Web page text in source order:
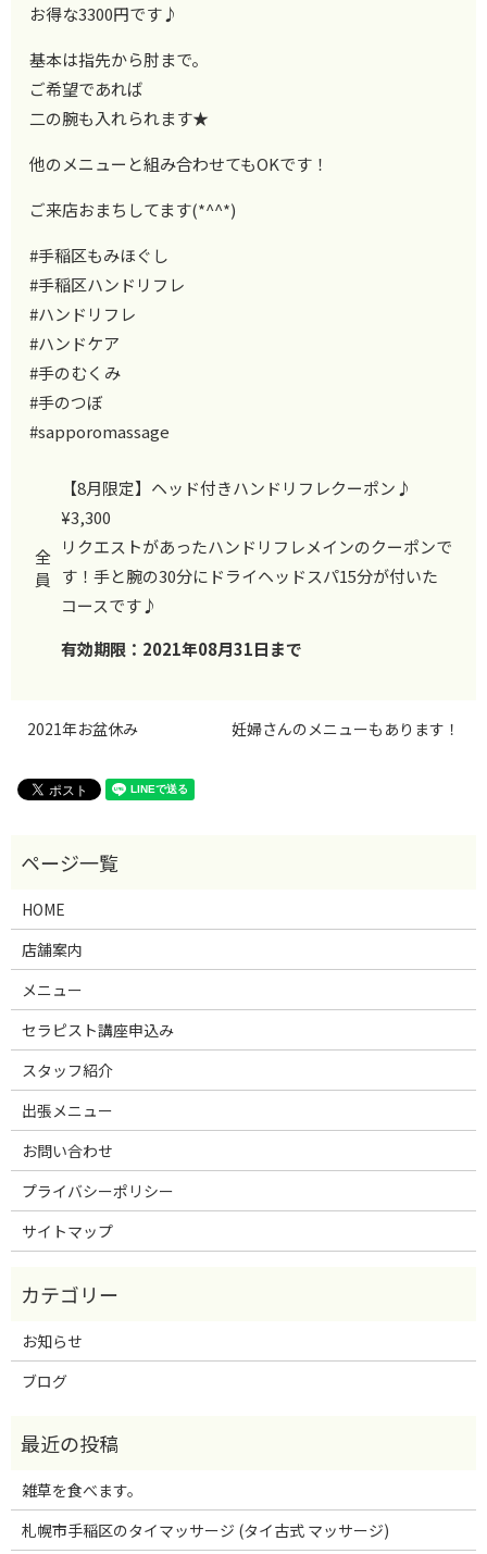
お得な3300円です♪
基本は指先から肘まで。
ご希望であれば
二の腕も入れられます★
他のメニューと組み合わせてもOKです！
ご来店おまちしてます(*^^*)
#手稲区もみほぐし
#手稲区ハンドリフレ
#ハンドリフレ
#ハンドケア
#手のむくみ
#手のつぼ
#sapporomassage
全
員
【8月限定】ヘッド付きハンドリフレクーポン♪
¥3,300
リクエストがあったハンドリフレメインのクーポンで
す！手と腕の30分にドライヘッドスパ15分が付いた
コースです♪
有効期限： 2021年08月31日まで
2021年お盆休み 妊婦さんのメニューもあります！
HOME
店舗案内
メニュー
セラピスト講座申込み
スタッフ紹介
出張メニュー
お問い合わせ
プライバシーポリシー
サイトマップ
お知らせ
ブログ
雑草を食べます。
札幌市手稲区のタイマッサージ (タイ古式 マッサージ)